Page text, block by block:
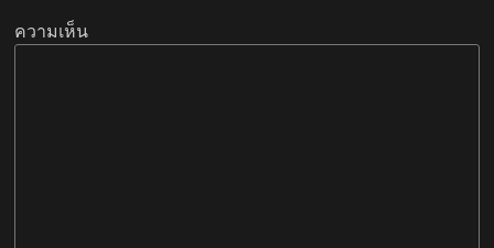
ความเห็น